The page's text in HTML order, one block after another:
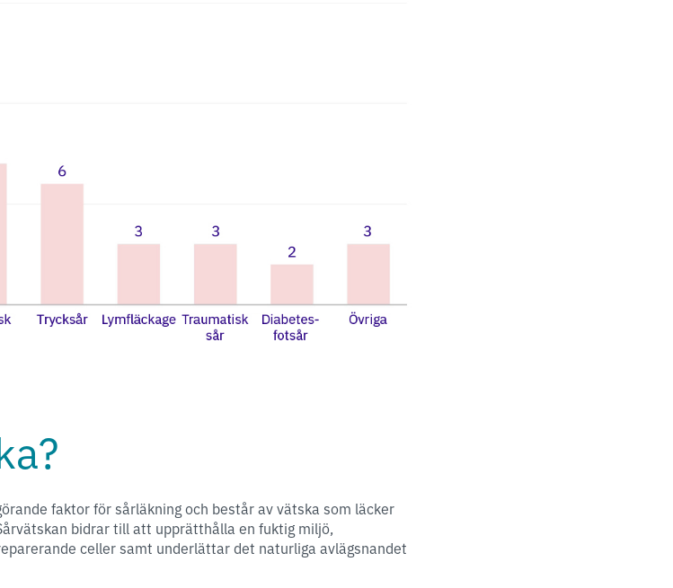
faktor för sårläkning och består av vätska som läcker
bidrar till att upprätthålla en fuktig miljö,
celler samt underlättar det naturliga avlägsnandet